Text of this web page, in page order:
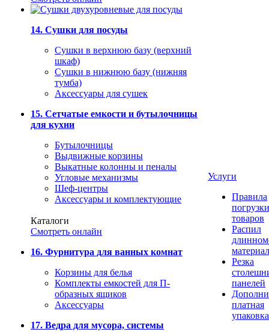
14. Сушки для посуды
Сушки в верхнюю базу (верхний
шкаф)
Сушки в нижнюю базу (нижняя
тумба)
Аксессуары для сушек
15. Сетчатые емкости и бутылочницы
для кухни
Бутылочницы
Выдвижные корзины
Выкатные колонны и пеналы
Угловые механизмы
Шеф-центры
Аксессуары и комплектующие
Каталоги
Смотреть онлайн
16. Фурнитура для ванных комнат
Корзины для белья
Комплекты емкостей для П-
образных ящиков
Аксессуары
17. Ведра для мусора, системы
Услуги
Правила
погрузки
товаров
Распил
Резка
панелей
платная
упаковка